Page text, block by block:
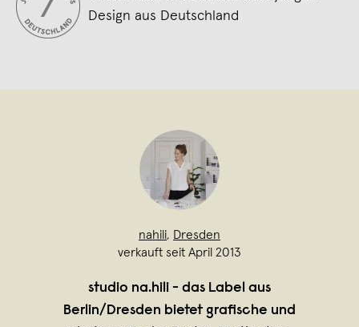
Design aus Deutschland
nahili, Dresden
verkauft seit April 2013
studio na.hili - das Label aus
Berlin/Dresden bietet grafische und